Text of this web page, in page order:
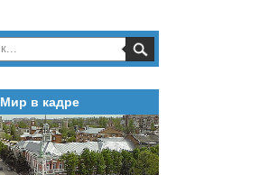
Мир в кадре